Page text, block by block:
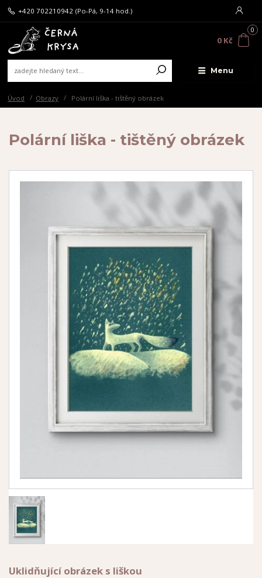
Menu
+420 702210942 (Po-Pá, 9-14 hod.)
0
0 Kč
Úvod Obrazy Polární liška - tištěný obrázek
Polární liška - tištěný obrázek
Uklidňující obrázek s liškou